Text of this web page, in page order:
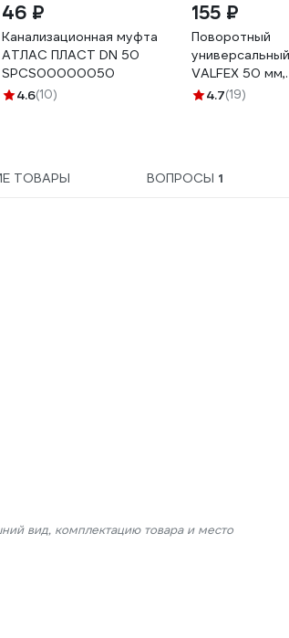
46 ₽
Канализационная муфта
АТЛАС ПЛАСТ DN 50
SPCS00000050
4.6(10)
155 ₽
Поворотный
VALFEX 50 мм,
внутренняя
4.7(19)
ТОВАРЫ ВОПРОСЫ 1
вид, комплектацию товара и место